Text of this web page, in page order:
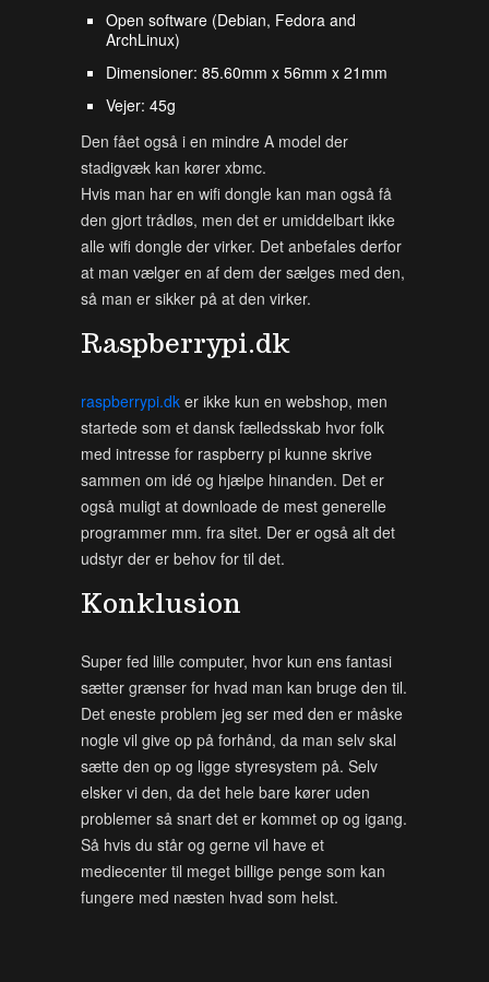
Open software (Debian, Fedora and
ArchLinux)
Dimensioner: 85.60mm x 56mm x 21mm
Vejer: 45g
Den fået også i en mindre A model der
stadigvæk kan kører xbmc.
Hvis man har en wifi dongle kan man også få
den gjort trådløs, men det er umiddelbart ikke
alle wifi dongle der virker. Det anbefales derfor
at man vælger en af dem der sælges med den,
så man er sikker på at den virker.
Raspberrypi.dk
raspberrypi.dk er ikke kun en webshop, men
startede som et dansk fælledsskab hvor folk
med intresse for raspberry pi kunne skrive
sammen om idé og hjælpe hinanden. Det er
også muligt at downloade de mest generelle
programmer mm. fra sitet. Der er også alt det
udstyr der er behov for til det.
Konklusion
Super fed lille computer, hvor kun ens fantasi
sætter grænser for hvad man kan bruge den til.
Det eneste problem jeg ser med den er måske
nogle vil give op på forhånd, da man selv skal
sætte den op og ligge styresystem på. Selv
elsker vi den, da det hele bare kører uden
problemer så snart det er kommet op og igang.
Så hvis du står og gerne vil have et
mediecenter til meget billige penge som kan
fungere med næsten hvad som helst.